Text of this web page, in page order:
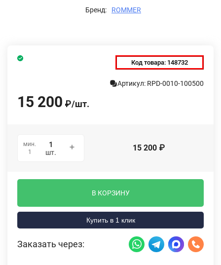
Бренд: ROMMER
Код товара: 148732
Артикул: RPD-0010-100500
15 200 ₽/шт.
мин.
1
шт. 15 200 ₽
В КОРЗИНУ
Купить в 1 клик
Заказать через: